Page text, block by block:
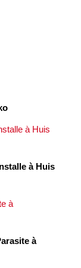
à Huis
à